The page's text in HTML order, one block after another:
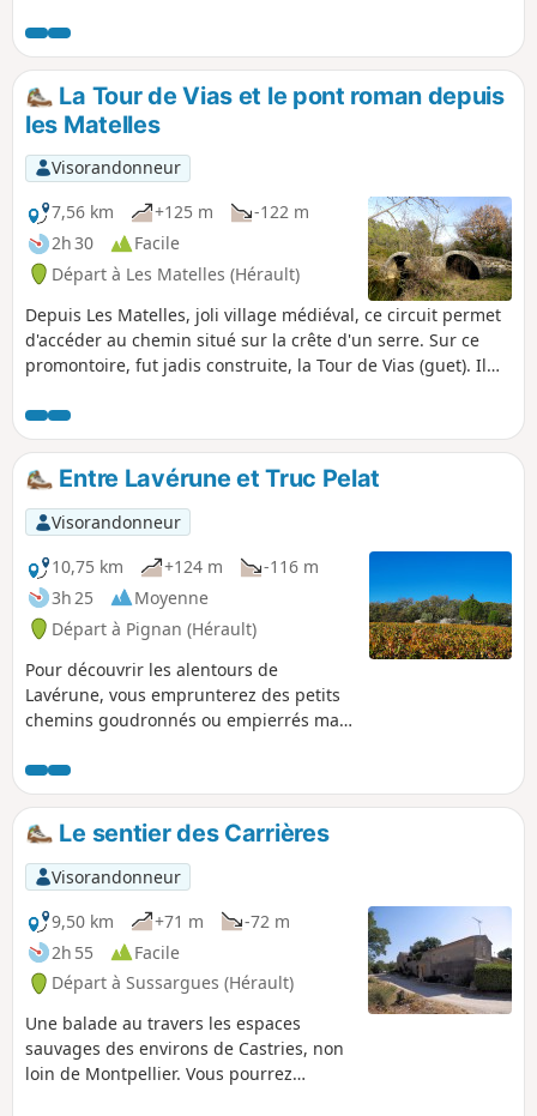
À éviter l'été.
La Tour de Vias et le pont roman depuis
les Matelles
Visorandonneur
7,56 km
+125 m
-122 m
2h 30
Facile
Départ à Les Matelles (Hérault)
Depuis Les Matelles, joli village médiéval, ce circuit permet
d'accéder au chemin situé sur la crête d'un serre. Sur ce
promontoire, fut jadis construite, la Tour de Vias (guet). Il
l'ancien couvent de Notre-Dame-des-Champs avant de
descendre vers le pont roman des Deux Serres qui franchit
le Lirou. Après, le tracé fait face à Notre-Dame-des-Champs
et rejoint le village en serpentant dans une forêt de pins, de
cades et de chênes verts. Cette randonnée est susceptible
d'être interdite en fonction du niveau de risque des
incendies. Pensez à consulter la carte.
Entre Lavérune et Truc Pelat
Visorandonneur
10,75 km
+124 m
-116 m
3h 25
Moyenne
Départ à Pignan (Hérault)
Pour découvrir les alentours de
Lavérune, vous emprunterez des petits
chemins goudronnés ou empierrés mais
bois de Truc Pela. La randonnée, facile
dans l'ensemble, demande un peu
d'attention dans le bois, voire même le
GPS.Le sentier des Carrières
Visorandonneur
9,50 km
+71 m
-72 m
2h 55
Facile
Départ à Sussargues (Hérault)
Une balade au travers les espaces
sauvages des environs de Castries, non
loin de Montpellier. Vous pourrez